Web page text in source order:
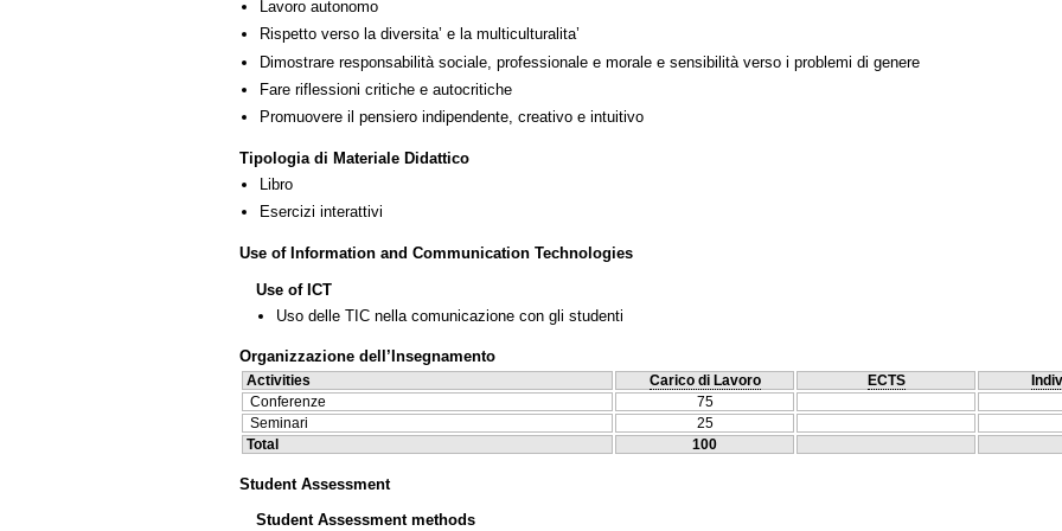
Lavoro autonomo
Rispetto verso la diversita’ e la multiculturalita’
Dimostrare responsabilità sociale, professionale e morale e sensibilità verso i problemi di genere
Fare riflessioni critiche e autocritiche
Promuovere il pensiero indipendente, creativo e intuitivo
Tipologia di Materiale Didattico
Libro
Esercizi interattivi
Use of Information and Communication Technologies
Use of ICT
Uso delle TIC nella comunicazione con gli studenti
Organizzazione dell’Insegnamento
Activities Carico di Lavoro ECTS
Conferenze
75
Seminari
25
Total
100
Student Assessment
Student Assessment methods